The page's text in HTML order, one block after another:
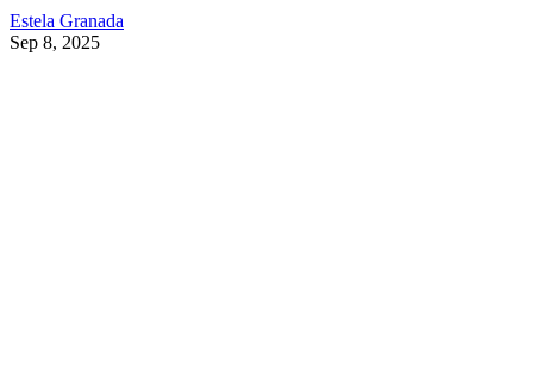
Estela Granada
Sep 8, 2025